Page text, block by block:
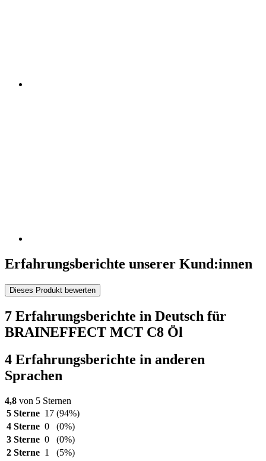
Erfahrungsberichte unserer Kund:innen
Dieses Produkt bewerten
7 Erfahrungsberichte in Deutsch für
BRAINEFFECT MCT C8 Öl
4 Erfahrungsberichte in anderen
Sprachen
4,8 von 5 Sternen
5 Sterne 17 (94%)
4 Sterne 0
(0%)
3 Sterne 0
(0%)
2 Sterne 1
(5%)